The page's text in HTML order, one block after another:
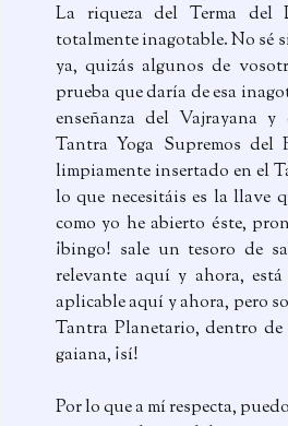
La riqueza del Terma del
totalmente inagotable. No sé
ya, quizás algunos de
prueba que daría de esa
enseñanza del Vajrayana
Tantra Yoga Supremos del
limpiamente insertado en el
lo que necesitáis es la llave
como yo he abierto éste,
¡bingo! sale un tesoro de
relevante aquí y ahora,
aplicable aquí y ahora, pero
Tantra Planetario, dentro
gaiana, ¡sí!
Por lo que a mí respecta,